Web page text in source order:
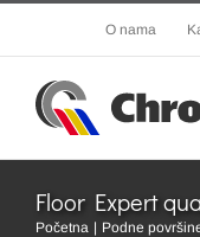
content
O nama
Floor Expert
Početna Podne